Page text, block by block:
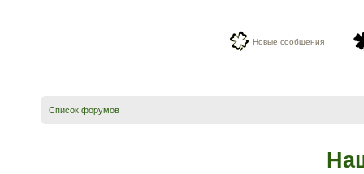
Новые сообщения
Список форумов